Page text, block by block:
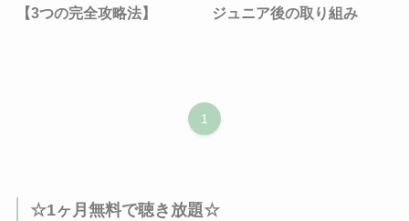
【3つの完全攻略法】
ジュニア後の取り組み
1
☆1ヶ月無料で聴き放題☆